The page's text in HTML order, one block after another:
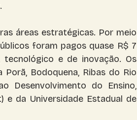
áreas estratégicas. Por meio
foram pagos quase R$ 7
e de inovação. Os
Bodoquena, Ribas do Rio
Desenvolvimento do Ensino,
e da Universidade Estadual de